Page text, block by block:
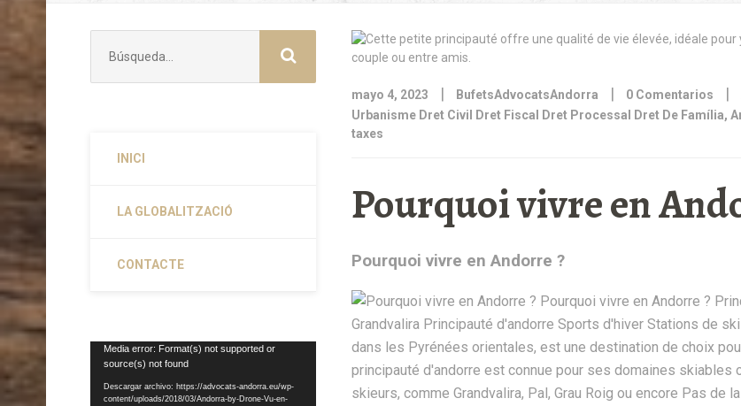
mayo 4, 2023 | BufetsAdvocatsAndorra | 0 Comentarios |
Urbanisme Dret Civil Dret Fiscal Dret Processal Dret De Família,
taxes
Pourquoi vivre en
Pourquoi vivre en Andorre ?
INICI
LA GLOBALITZACIÓ
CONTACTE
Reproductor
vídeo
Media error: Format(s) not supported or
source(s) not found
Descargar archivo: https://advocats-andorra.eu/wp-
content/uploads/2018/03/Andorra-by-Drone-Vu-en-